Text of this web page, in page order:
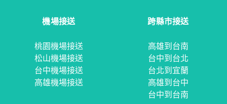
機場接送
桃園機場接送
松山機場接送
台中機場接送
高雄機場接送
跨縣市接送
高雄到台南
台中到台北
台北到宜蘭
高雄到台中
台中到台南